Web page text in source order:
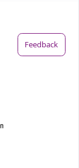
Feedback